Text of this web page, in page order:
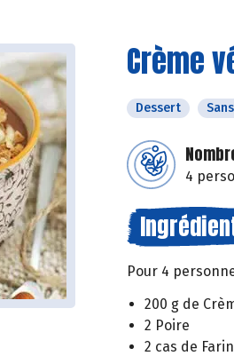
Crème
Dessert
4
Pour 4
200 g de
2 Poire
2 cas de